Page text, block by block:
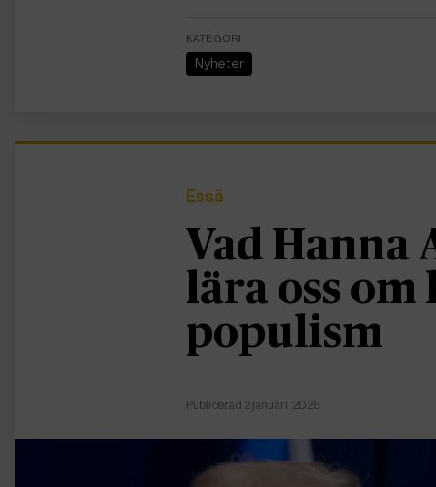
KATEGORI
Nyheter
Essä
Vad Hanna
lära oss
populism
Publicerad 2 januari, 2026